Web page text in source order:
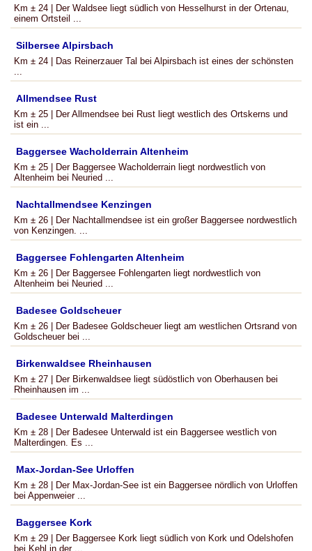
Km ± 24 | Der Waldsee liegt südlich von Hesselhurst in der Ortenau,
einem Ortsteil ...
Silbersee Alpirsbach
Km ± 24 | Das Reinerzauer Tal bei Alpirsbach ist eines der schönsten
...
Allmendsee Rust
Km ± 25 | Der Allmendsee bei Rust liegt westlich des Ortskerns und
ist ein ...
Baggersee Wacholderrain Altenheim
Km ± 25 | Der Baggersee Wacholderrain liegt nordwestlich von
Altenheim bei Neuried ...
Nachtallmendsee Kenzingen
Km ± 26 | Der Nachtallmendsee ist ein großer Baggersee nordwestlich
von Kenzingen. ...
Baggersee Fohlengarten Altenheim
Km ± 26 | Der Baggersee Fohlengarten liegt nordwestlich von
Altenheim bei Neuried ...
Badesee Goldscheuer
Km ± 26 | Der Badesee Goldscheuer liegt am westlichen Ortsrand von
Goldscheuer bei ...
Birkenwaldsee Rheinhausen
Km ± 27 | Der Birkenwaldsee liegt südöstlich von Oberhausen bei
Rheinhausen im ...
Badesee Unterwald Malterdingen
Km ± 28 | Der Badesee Unterwald ist ein Baggersee westlich von
Malterdingen. Es ...
Max-Jordan-See Urloffen
Km ± 28 | Der Max-Jordan-See ist ein Baggersee nördlich von Urloffen
bei Appenweier ...
Baggersee Kork
Km ± 29 | Der Baggersee Kork liegt südlich von Kork und Odelshofen
bei Kehl in der ...